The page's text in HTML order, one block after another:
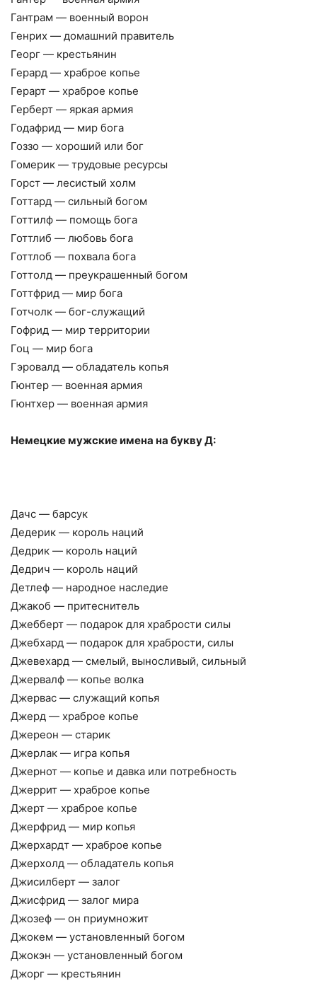
Гантрам — военный ворон
Генрих — домашний правитель
Георг — крестьянин
Герард — храброе копье
Герарт — храброе копье
Герберт — яркая армия
Годафрид — мир бога
Гоззо — хороший или бог
Гомерик — трудовые ресурсы
Горст — лесистый холм
Готтард — сильный богом
Готтилф — помощь бога
Готтлиб — любовь бога
Готтлоб — похвала бога
Готтолд — преукрашенный богом
Готтфрид — мир бога
Готчолк — бог-служащий
Гофрид — мир территории
Гоц — мир бога
Гэровалд — обладатель копья
Гюнтер — военная армия
Гюнтхер — военная армия
Немецкие мужские имена на букву Д:
Дачс — барсук
Дедерик — король наций
Дедрик — король наций
Дедрич — король наций
Детлеф — народное наследие
Джакоб — притеснитель
Джебберт — подарок для храбрости силы
Джебхард — подарок для храбрости, силы
Джевехард — смелый, выносливый, сильный
Джервалф — копье волка
Джервас — служащий копья
Джерд — храброе копье
Джереон — старик
Джерлак — игра копья
Джернот — копье и давка или потребность
Джеррит — храброе копье
Джерт — храброе копье
Джерфрид — мир копья
Джерхардт — храброе копье
Джерхолд — обладатель копья
Джисилберт — залог
Джисфрид — залог мира
Джозеф — он приумножит
Джокем — установленный богом
Джокэн — установленный богом
Джорг — крестьянин